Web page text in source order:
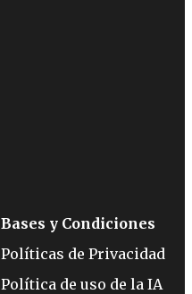
Bases y Condiciones
Políticas de Privacidad
Política de uso de la IA